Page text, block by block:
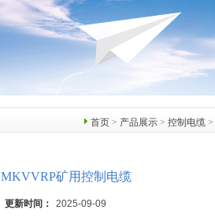
首页 > 产品展示 > 控制电缆 >
MKVVRP矿用控制电缆
更新时间： 2025-09-09